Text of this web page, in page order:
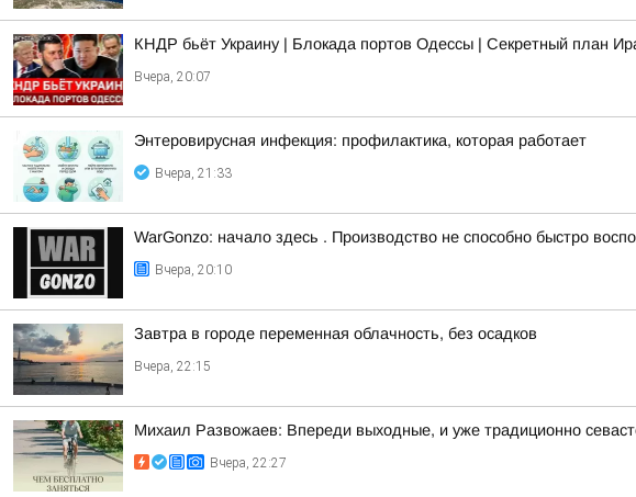
КНДР бьёт Украину | Блокада портов Одессы | Секретный план
Вчера, 20:07
Энтеровирусная инфекция: профилактика, которая работает
Вчера, 21:33
WarGonzo: начало здесь . Производство не способно быстро
Вчера, 20:10
Завтра в городе переменная облачность, без осадков
Вчера, 22:15
Михаил Развожаев: Впереди выходные, и уже традиционно
Вчера, 22:27